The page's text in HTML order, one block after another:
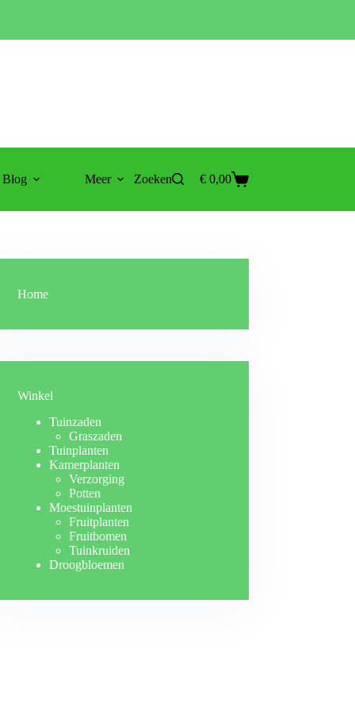
Blog Meer Zoeken Winkelwagen
€0,00
Home
Winkel
Tuinzaden
Graszaden
Tuinplanten
Kamerplanten
Verzorging
Potten
Moestuinplanten
Fruitplanten
Fruitbomen
Tuinkruiden
Droogbloemen